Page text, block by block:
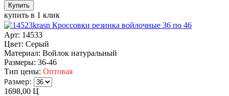
купить в 1 клик
Кроссовки резинка войлочные 36 по 46
Арт: 14533
Цвет: Серый
Материал: Войлок натуральный
Размеры: 36-46
Тип цены: Оптовая
Размер:
1698,00 Ц